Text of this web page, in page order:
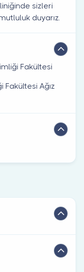
sizleri
duyarız.
Fakültesi
Fakültesi Ağız